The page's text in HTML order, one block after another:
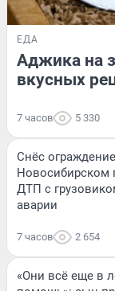
ЕДА
Аджика на
вкусных
7 часов 5 330
Снёс
Новосибирском
ДТП с
аварии
7 часов 2 654
«Они всё еще в